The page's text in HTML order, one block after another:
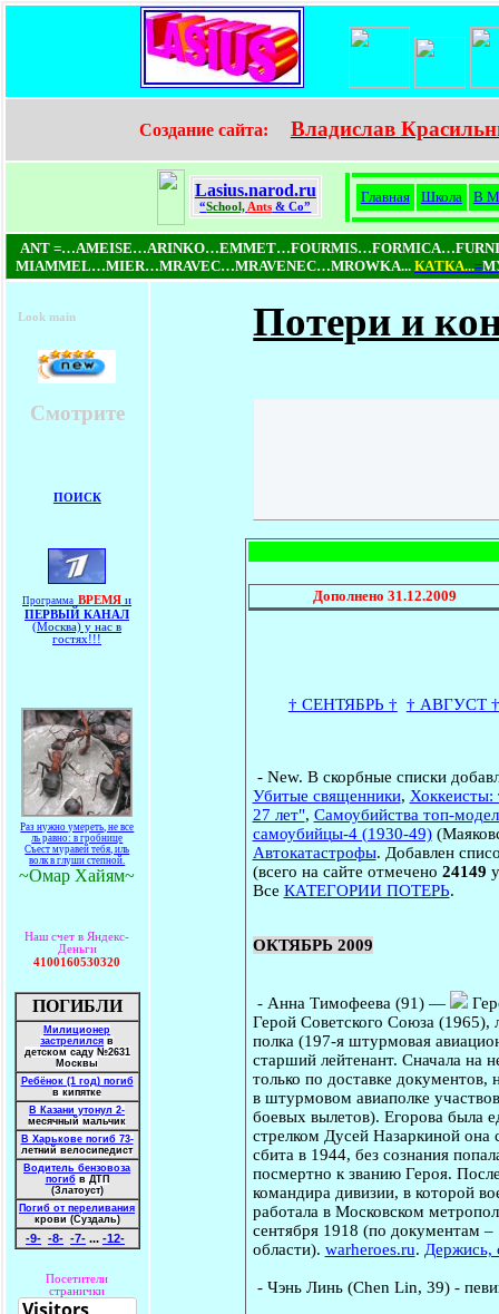
Создание сайта: Владислав
Lasius.narod.ru
“School, Ants & Co”
Главная Школа В
ANT
MIAMMEL…MIER…MRAVEC…MRAVENEC…MROWKA... КAТКA...=
Look main
Смотрите
ПОИСК
Программа ВРЕМЯ и
ПЕРВЫЙ КАНАЛ
(Москва) у нас в
гостях!!!
Раз нужно умереть, не все
ль равно: в гробнице
Съест муравей тебя, иль
волк в глуши степной.
~Омар Хайям~
Наш счет в Яндекс-
Деньги
4100160530320
ПОГИБЛИ
Милиционер
застрелился в
детском саду №2631
Москвы
Ребёнок (1 год) погиб
в кипятке
В Казани утонул 2-
месячный мальчик
В Харькове погиб 73-
летний велосипедист
Водитель бензовоза
погибв ДТП
(Златоуст)
Погиб от переливания
крови (Суздаль)
-9- -8- -7- ...-12-
Посетители
странички
Потери и
Дополнено31.12.2009
† СЕНТЯБРЬ † † АВГУСТ †
- New. В скорбные списки
Убитые священники, Хоккеисты:
27 лет", Самоубийства топ-
самоубийцы-4 (1930-49)
Автокатастрофы. Добавлен
(всего на сайте отмечено 24149
Все КАТЕГОРИИ ПОТЕРЬ.
ОКТЯБРЬ 2009
- Анна Тимофеева (91) —
Герой Советского Союза
полка (197-я штурмовая
старший лейтенант. Сначала на
только по доставке документов,
в штурмовом авиаполке
боевых вылетов). Егорова была
стрелком Дусей Назаркиной
сбита в 1944, без сознания
посмертно к званию Героя.
командира дивизии, в которой
работала в Московском
сентября 1918 (по документам
области). warheroes.ru. Держись,
- Чэнь Линь(Chen Lin, 39) -